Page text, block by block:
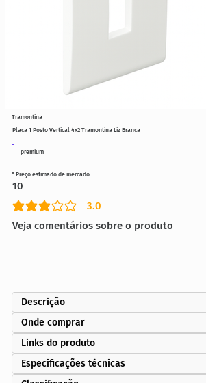
premium
Placa 1 Posto Vertical 4x2 Tramontina Liz Branca
3.0
classificação média é 3 de 5
Veja comentários sobre o produto
* Preço estimado de mercado
10
Tramontina
Descrição
Onde comprar
Links do produto
Especificações técnicas